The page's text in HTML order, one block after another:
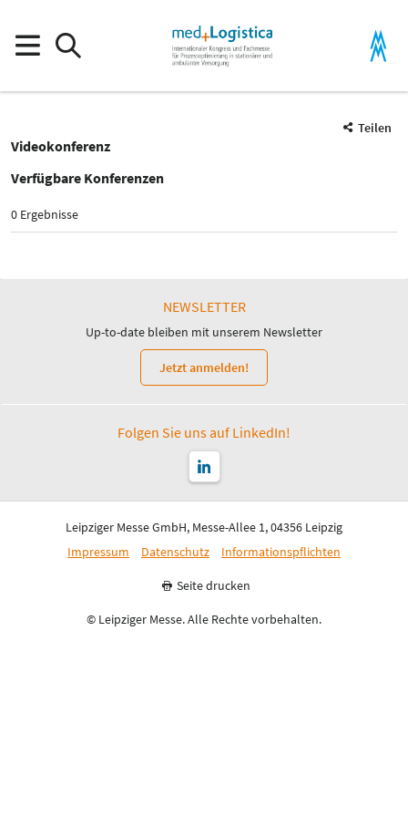
Teilen
Videokonferenz
Verfügbare Konferenzen
0 Ergebnisse
NEWSLETTER
Up-to-date bleiben mit unserem Newsletter
Jetzt anmelden!
Folgen Sie uns auf LinkedIn!
Leipziger Messe GmbH, Messe-Allee 1, 04356 Leipzig
Impressum
Datenschutz Informationspflichten
Seite drucken
© Leipziger Messe. Alle Rechte vorbehalten.